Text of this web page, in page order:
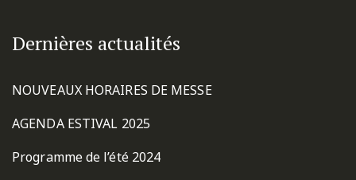
Dernières actualités
NOUVEAUX HORAIRES DE MESSE
AGENDA ESTIVAL 2025
Programme de l’été 2024